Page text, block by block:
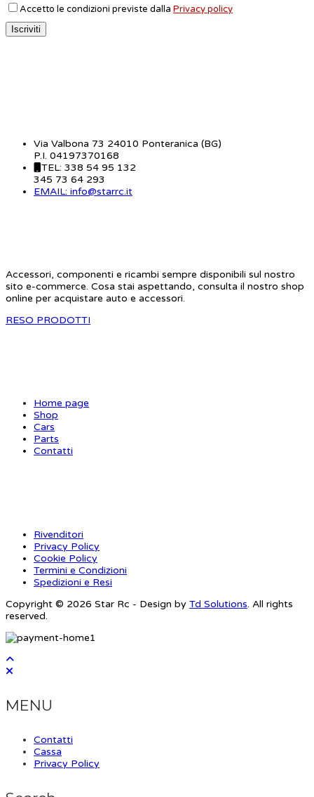
Accetto le condizioni previste dalla Privacy policy
Via Valbona 73 24010 Ponteranica (BG)
P.I. 04197370168
TEL: 338 54 95 132
345 73 64 293
EMAIL: info@starrc.it
Accessori, componenti e ricambi sempre disponibili sul nostro
sito e-commerce. Cosa stai aspettando, consulta il nostro shop
online per acquistare auto e accessori.
RESO PRODOTTI
Home page
Shop
Cars
Parts
Contatti
Rivenditori
Privacy Policy
Cookie Policy
Termini e Condizioni
Spedizioni e Resi
Copyright © 2026 Star Rc - Design by Td Solutions. All rights
reserved.
MENU
Contatti
Cassa
Privacy Policy